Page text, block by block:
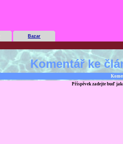
Bazar
Komentář ke
Příspěvek zadejte buď